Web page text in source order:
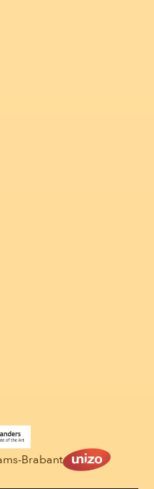
Brabant